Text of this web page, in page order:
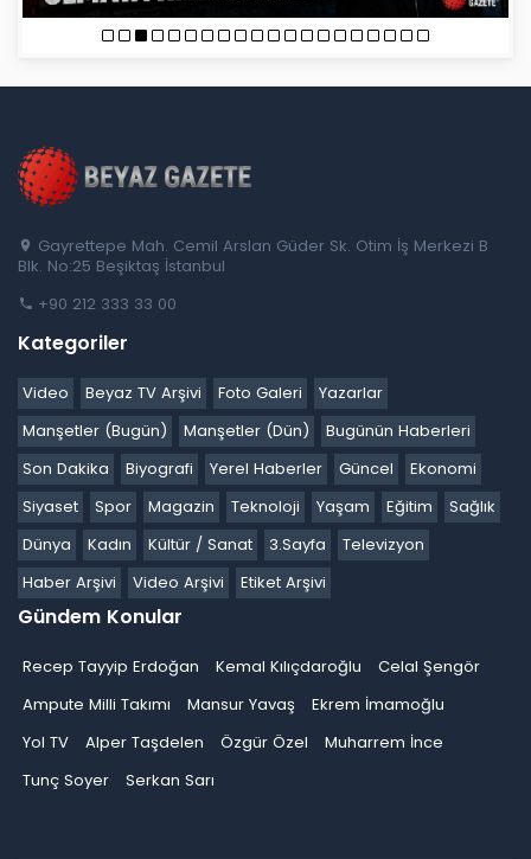
Gayrettepe Mah. Cemil Arslan Güder Sk. Otim İş Merkezi B
Blk. No:25 Beşiktaş İstanbul
+90 212 333 33 00
Kategoriler
Video Beyaz TV Arşivi Foto Galeri
Yazarlar
Manşetler (Bugün)
Manşetler (Dün)
Bugünün Haberleri
Son Dakika
Biyografi Yerel Haberler Güncel
Ekonomi
Siyaset
Spor Magazin Teknoloji Yaşam Eğitim
Sağlık
Dünya
Kadın Kültür / Sanat 3.Sayfa
Televizyon
Haber Arşivi
Video Arşivi Etiket Arşivi
Gündem Konular
Recep Tayyip Erdoğan Kemal Kılıçdaroğlu
Celal Şengör
Ampute Milli Takımı
Mansur Yavaş
Ekrem İmamoğlu
Yol TV
Alper Taşdelen Özgür Özel
Muharrem İnce
Tunç Soyer
Serkan Sarı